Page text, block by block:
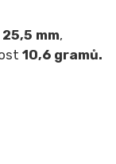
mm,
10,6 gramů.